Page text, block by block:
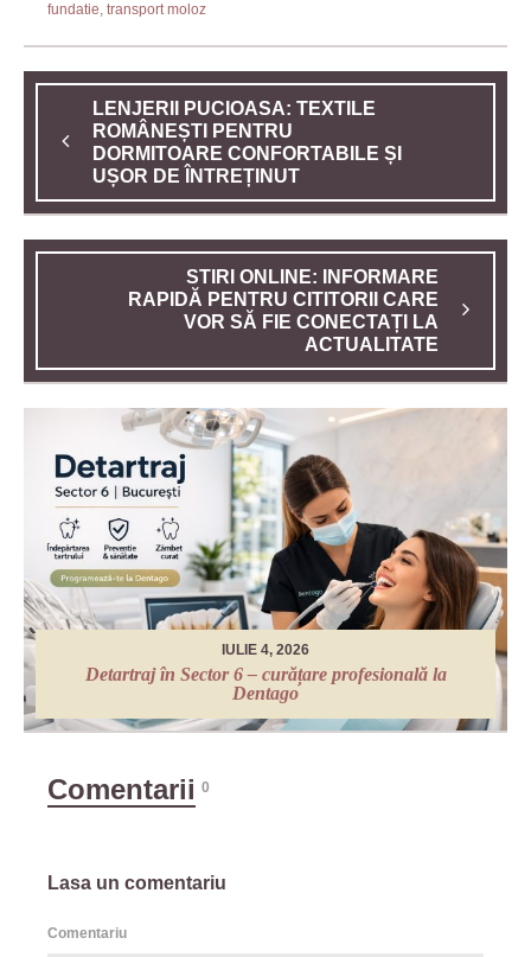
fundatie, transport moloz
LENJERII PUCIOASA: TEXTILE
ROMÂNEȘTI PENTRU
DORMITOARE CONFORTABILE ȘI
UȘOR DE ÎNTREȚINUT
STIRI ONLINE: INFORMARE
RAPIDĂ PENTRU CITITORII CARE
VOR SĂ FIE CONECTAȚI LA
ACTUALITATE
IULIE 4, 2026
Detartraj în Sector 6 – curățare profesională la
Dentago
Comentarii 0
Lasa un comentariu
Comentariu